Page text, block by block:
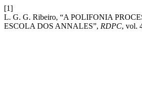
[1]
L. G. G. Ribeiro, “A POLIFONIA
ESCOLA DOS ANNALES”, RDPC, vol.